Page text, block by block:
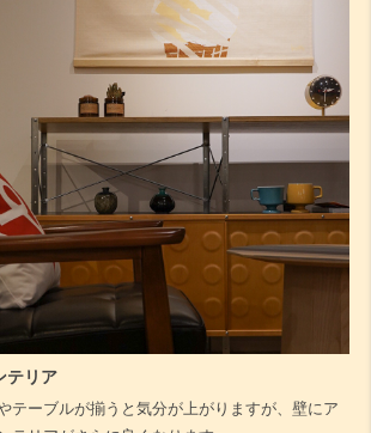
テリア
テーブルが揃うと気分が上がりますが、壁にア